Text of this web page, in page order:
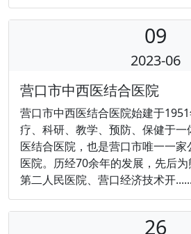
09
2023-06
营口市中西医结合医院
营口市中西医结合医院始建于
疗、科研、教学、预防、保健于
医结合医院，也是营口市唯一一
医院。历经70余年的发展，先后
第二人民医院、营口经济技术开......
26